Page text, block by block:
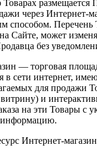
размещается
через Интернет-
способом. Перечень
Сайте, может
без
— торговая
в сети интернет,
для продажи
и
на эти Товары с
Интернет-